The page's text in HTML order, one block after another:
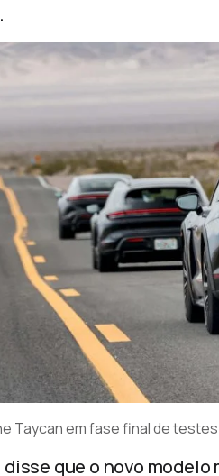
Taycan em fase final de
disse que o novo